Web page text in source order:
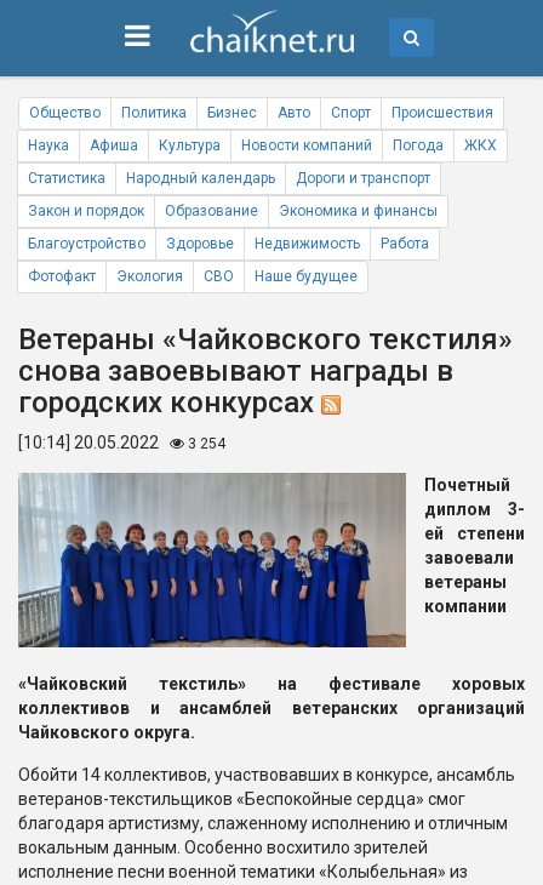
Общество Политика Бизнес Авто Спорт
Происшествия
Наука
Афиша Культура Новости компаний Погода
ЖКХ
Статистика
Народный календарь
Дороги и транспорт
Закон и порядок
Образование
Экономика и финансы
Благоустройство
Здоровье Недвижимость
Работа
Фотофакт
Экология СВО Наше будущее
Ветераны «Чайковского текстиля»
снова завоевывают награды в
городских конкурсах
[10:14] 20.05.2022 3 254
Почетный
диплом 3-
ей степени
завоевали
ветераны
компании
«Чайковский текстиль» на фестивале хоровых
коллективов и ансамблей ветеранских организаций
Чайковского округа.
Обойти 14 коллективов, участвовавших в конкурсе, ансамбль
ветеранов-текстильщиков «Беспокойные сердца» смог
благодаря артистизму, слаженному исполнению и отличным
вокальным данным. Особенно восхитило зрителей
исполнение песни военной тематики «Колыбельная» из